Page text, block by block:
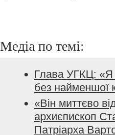
Медіа по темі:
Глава УГКЦ: «Я
без найменшої
«Він миттєво
архиєпископ
Патріарха